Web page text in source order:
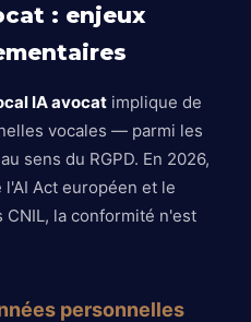
: enjeux
IA avocat implique de
vocales — parmi les
sens du RGPD. En 2026,
Act européen et le
la conformité n'est
personnelles